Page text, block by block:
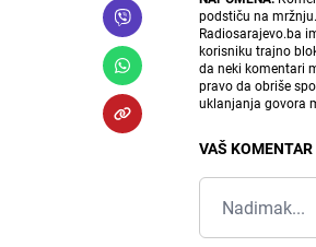
podstiču na
Radiosarajevo.ba
korisniku trajno
da neki komentari
pravo da obriše
uklanjanja govora
VAŠ KOMENTAR